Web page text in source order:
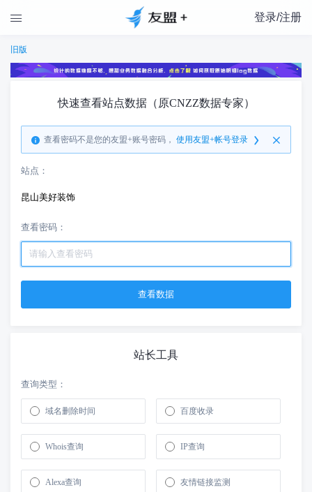
 登录/注册
旧版
快速查看站点数据（原CNZZ数据专家）
查看密码不是您的友盟+账号密码， 使用友盟+帐号登录
站点：
昆山美好装饰
查看密码：
站长工具
查询类型：
域名删除时间 百度收录
Whois查询 IP查询
Alexa查询 友情链接监测